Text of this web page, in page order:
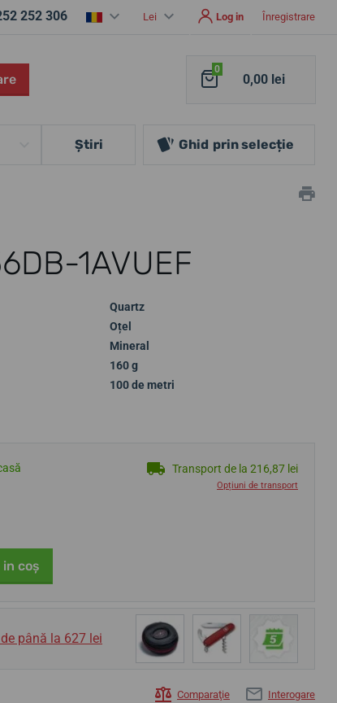
252 306 Lei Log in Înregistrare
0
0,00 lei
Ştiri Ghid prin selecție
1AVUEF
Quartz
Oțel
Mineral
160 g
100 de metri
Transport de la 216,87 lei
Opțiuni de transport
coş
până la 627 lei
Comparaţie Interogare